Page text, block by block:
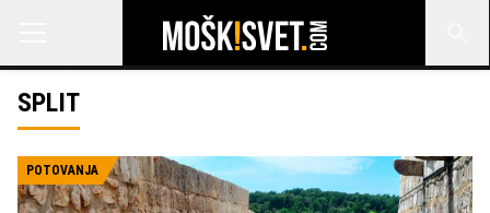
SPLIT
POTOVANJA